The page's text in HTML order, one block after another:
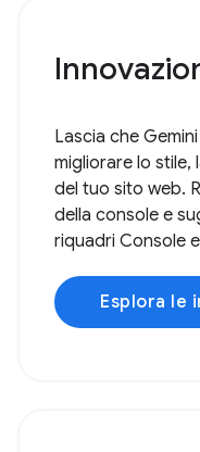
Lascia che
migliorare lo stile,
del tuo sito web.
della console e
riquadri Console
Esplora le